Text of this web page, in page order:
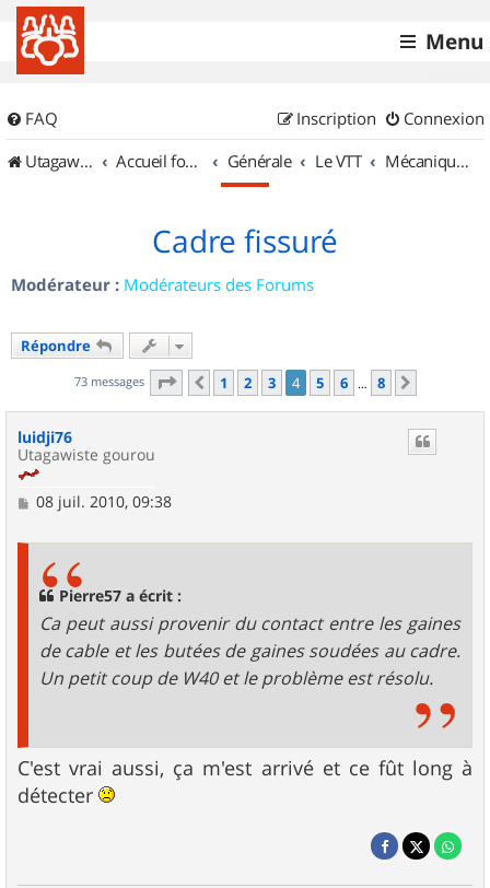
Menu
FAQ Connexion
Inscription
UtagawaVTT (Randos VTT et VTTAE avec traces GPS)
Accueil forum Générale Le VTT Mécanique et Entretiens
Cadre fissuré
Modérateur : Modérateurs des Forums
Répondre
73 messages Page 4sur8
Précédent
1 2 3 4 5 6 … 8
luidji76
Utagawiste gourou
M
08 juil. 2010, 09:38
Pierre57 a écrit :
Ca peut aussi provenir du contact entre les gaines
de cable et les butées de gaines soudées au cadre.
Un petit coup de W40 et le problème est résolu.
C'est vrai aussi, ça m'est arrivé et ce fût long à
détecter